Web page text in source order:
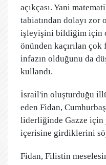
açıkçası. Yani
tabiatından dolayı zor
işleyişini bildiğim için
önünden kaçırılan
infazın olduğunu da
kullandı.
İsrail'in oluşturduğu
eden Fidan,
liderliğinde Gazze için
içerisine girdiklerini
Fidan, Filistin